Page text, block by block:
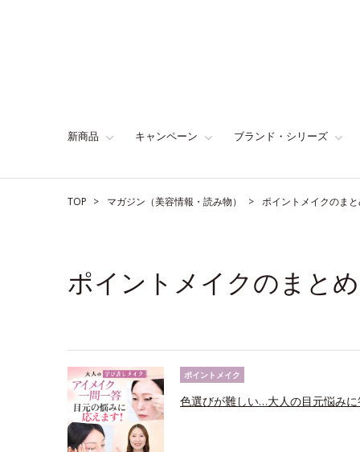
新商品 キャンペーン ブランド・シリーズ
TOP マガジン（美容情報・読み物） ポイントメイクのま
ポイントメイクのまとめ
ポイントメイク
色選びが難しい…大人の目元悩み